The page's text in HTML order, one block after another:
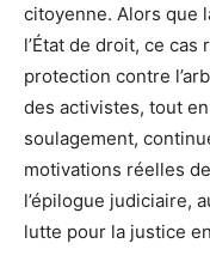
citoyenne. Alors que
l’État de droit, ce
protection contre
des activistes, tout
soulagement,
motivations réelles
l’épilogue judiciaire,
lutte pour la justice